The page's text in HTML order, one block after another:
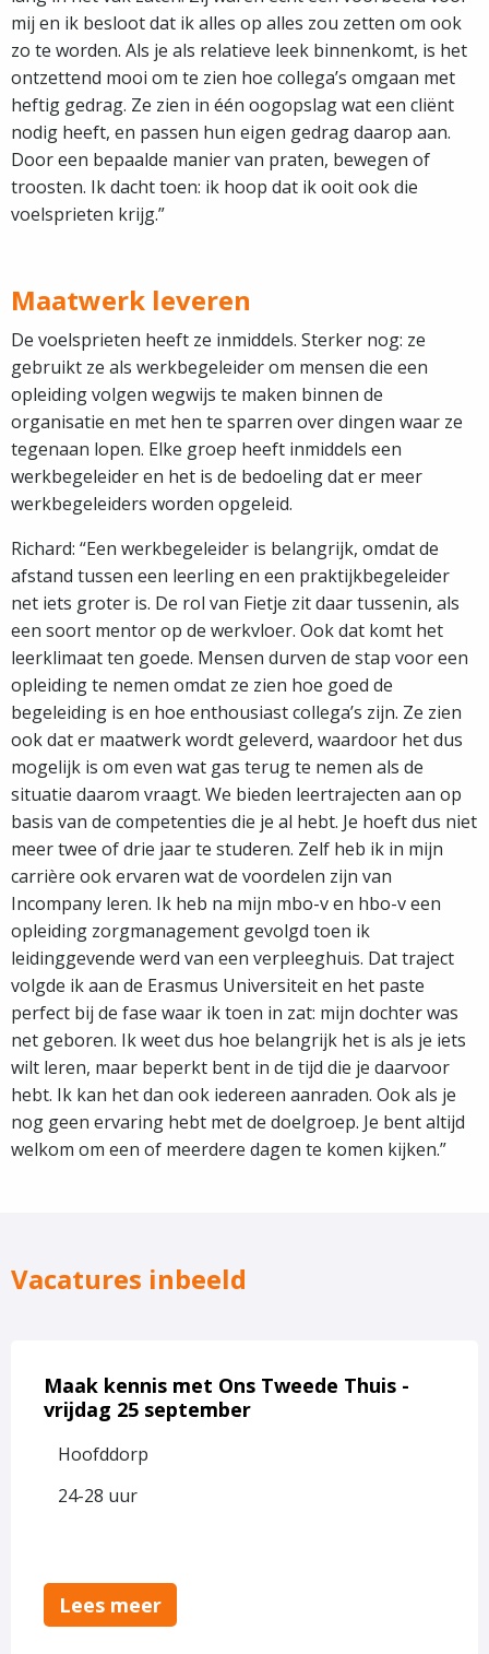
mij en ik besloot dat ik alles op alles zou zetten om ook
zo te worden. Als je als relatieve leek binnenkomt, is het
ontzettend mooi om te zien hoe collega’s omgaan met
heftig gedrag. Ze zien in één oogopslag wat een cliënt
nodig heeft, en passen hun eigen gedrag daarop aan.
Door een bepaalde manier van praten, bewegen of
troosten. Ik dacht toen: ik hoop dat ik ooit ook die
voelsprieten krijg.”
Maatwerk leveren
De voelsprieten heeft ze inmiddels. Sterker nog: ze
gebruikt ze als werkbegeleider om mensen die een
opleiding volgen wegwijs te maken binnen de
organisatie en met hen te sparren over dingen waar ze
tegenaan lopen. Elke groep heeft inmiddels een
werkbegeleider en het is de bedoeling dat er meer
werkbegeleiders worden opgeleid.
Richard: “Een werkbegeleider is belangrijk, omdat de
afstand tussen een leerling en een praktijkbegeleider
net iets groter is. De rol van Fietje zit daar tussenin, als
een soort mentor op de werkvloer. Ook dat komt het
leerklimaat ten goede. Mensen durven de stap voor een
opleiding te nemen omdat ze zien hoe goed de
begeleiding is en hoe enthousiast collega’s zijn. Ze zien
ook dat er maatwerk wordt geleverd, waardoor het dus
mogelijk is om even wat gas terug te nemen als de
situatie daarom vraagt. We bieden leertrajecten aan op
basis van de competenties die je al hebt. Je hoeft dus niet
meer twee of drie jaar te studeren. Zelf heb ik in mijn
carrière ook ervaren wat de voordelen zijn van
Incompany leren. Ik heb na mijn mbo-v en hbo-v een
opleiding zorgmanagement gevolgd toen ik
leidinggevende werd van een verpleeghuis. Dat traject
volgde ik aan de Erasmus Universiteit en het paste
perfect bij de fase waar ik toen in zat: mijn dochter was
net geboren. Ik weet dus hoe belangrijk het is als je iets
wilt leren, maar beperkt bent in de tijd die je daarvoor
hebt. Ik kan het dan ook iedereen aanraden. Ook als je
nog geen ervaring hebt met de doelgroep. Je bent altijd
welkom om een of meerdere dagen te komen kijken.”
Vacatures inbeeld
Maak kennis met Ons Tweede Thuis -
vrijdag 25 september
Hoofddorp
24-28 uur
Lees meer
meer
over
kennis
vrijdag